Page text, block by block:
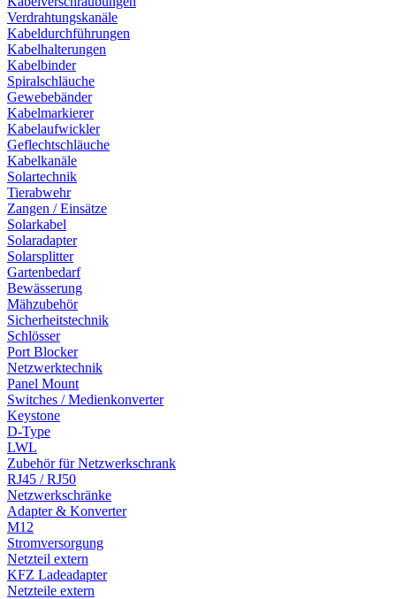
Verdrahtungskanäle
Kabeldurchführungen
Kabelhalterungen
Kabelbinder
Spiralschläuche
Gewebebänder
Kabelmarkierer
Kabelaufwickler
Geflechtschläuche
Kabelkanäle
Solartechnik
Tierabwehr
Zangen / Einsätze
Solarkabel
Solaradapter
Solarsplitter
Gartenbedarf
Bewässerung
Mähzubehör
Sicherheitstechnik
Schlösser
Port Blocker
Netzwerktechnik
Panel Mount
Switches / Medienkonverter
Keystone
D-Type
LWL
Zubehör für Netzwerkschrank
RJ45 / RJ50
Netzwerkschränke
Adapter & Konverter
M12
Stromversorgung
Netzteil extern
KFZ Ladeadapter
Netzteile extern